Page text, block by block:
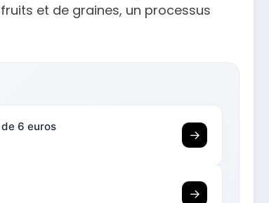
et de graines, un processus
6 euros
→
→